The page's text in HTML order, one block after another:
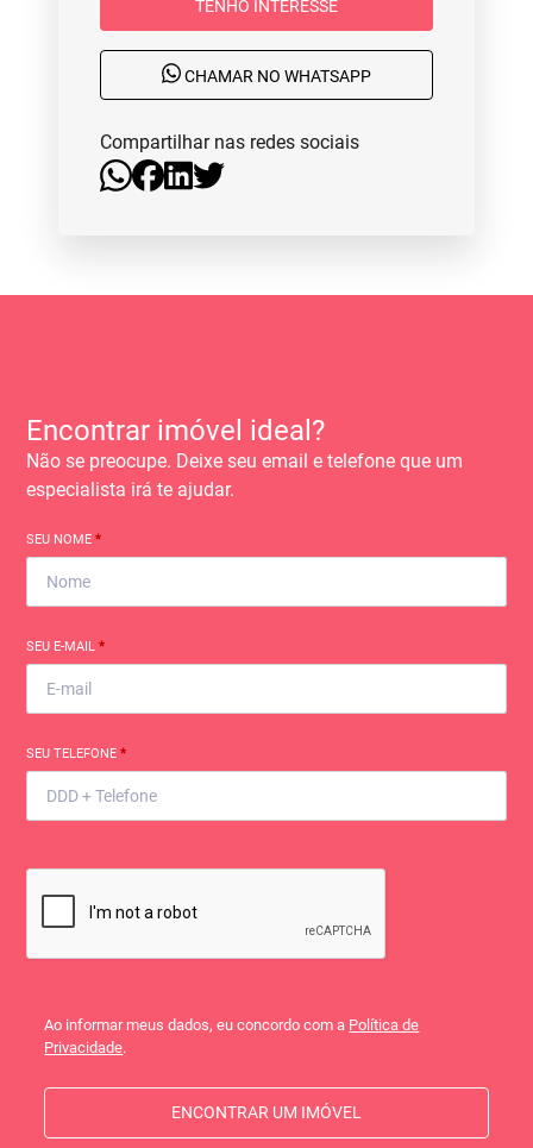
TENHO INTERESSE
CHAMAR NO WHATSAPP
Compartilhar nas redes sociais
Encontrar imóvel ideal?
Não se preocupe. Deixe seu email e telefone que um
especialista irá te ajudar.
SEU NOME*
SEU E-MAIL*
SEU TELEFONE*
Ao informar meus dados, eu concordo com a Política de
Privacidade.
ENCONTRAR UM IMÓVEL